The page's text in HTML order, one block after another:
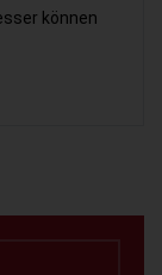
können